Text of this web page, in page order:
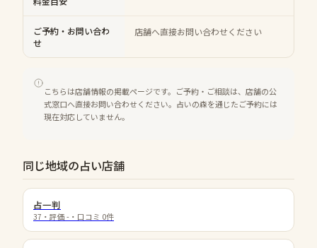
ご予約・お問い合わ
せ
店舗へ直接お問い合わせください
こちらは店舗情報の掲載ページです。ご予約・ご相談は、店舗の公
式窓口へ直接お問い合わせください。占いの森を通じたご予約には
現在対応していません。
同じ地域の占い店舗
占一判
37 ・評価 - ・口コミ 0件